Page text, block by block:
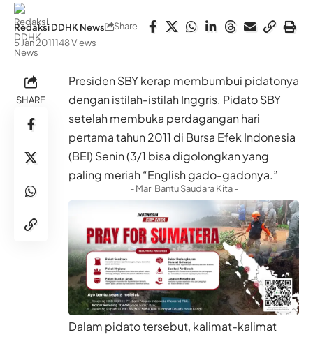
Redaksi DDHK News
5 Jan 2011148 Views
Share
SHARE
Presiden SBY kerap membumbui pidatonya
dengan istilah-istilah Inggris. Pidato SBY
setelah membuka perdagangan hari
pertama tahun 2011 di Bursa Efek Indonesia
(BEI) Senin (3/1 bisa digolongkan yang
paling meriah “English gado-gadonya.”
- Mari Bantu Saudara Kita -
Dalam pidato tersebut, kalimat-kalimat